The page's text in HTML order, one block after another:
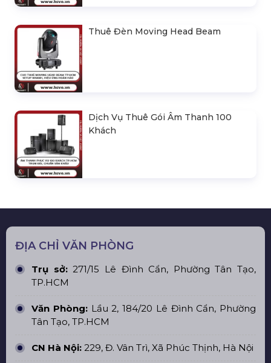
Thuê Đèn Moving Head Beam
Dịch Vụ Thuê Gói Âm Thanh 100
Khách
ĐỊA CHỈ VĂN PHÒNG
Trụ sở:271/15 Lê Đình Cẩn, Phường Tân Tạo,
TP.HCM
Văn Phòng:Lầu 2, 184/20 Lê Đình Cẩn, Phường
Tân Tạo, TP.HCM
CN Hà Nội: 229, Đ. Vân Trì, Xã Phúc Thịnh, Hà Nội